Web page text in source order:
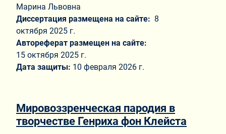
Марина Львовна
Диссертация размещена на сайте: 8
октября 2025 г.
Автореферат размещен на сайте:
15 октября 2025 г.
Дата защиты: 10 февраля 2026 г.
Мировоззренческая пародия в
творчестве Генриха фон Клейста